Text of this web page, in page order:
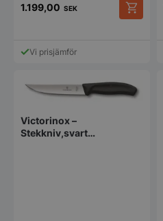
1.199,00 SEK
Vi prisjämför
Victorinox –
Stekkniv,svart